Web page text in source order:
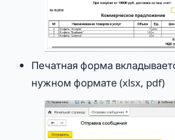
Печатная форма
нужном формате (xlsx, pdf)